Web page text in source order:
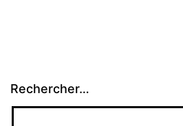
Rechercher…